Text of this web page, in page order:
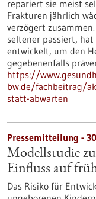
repariert sie meist
Frakturen jährlich
verzögert
seltener passiert, hat
entwickelt, um den
gegebenenfalls
https://
bw.de/fachbeitrag/
statt-abwarten
Pressemitteilung -
Modellstudie
Einfluss auf
Das Risiko für